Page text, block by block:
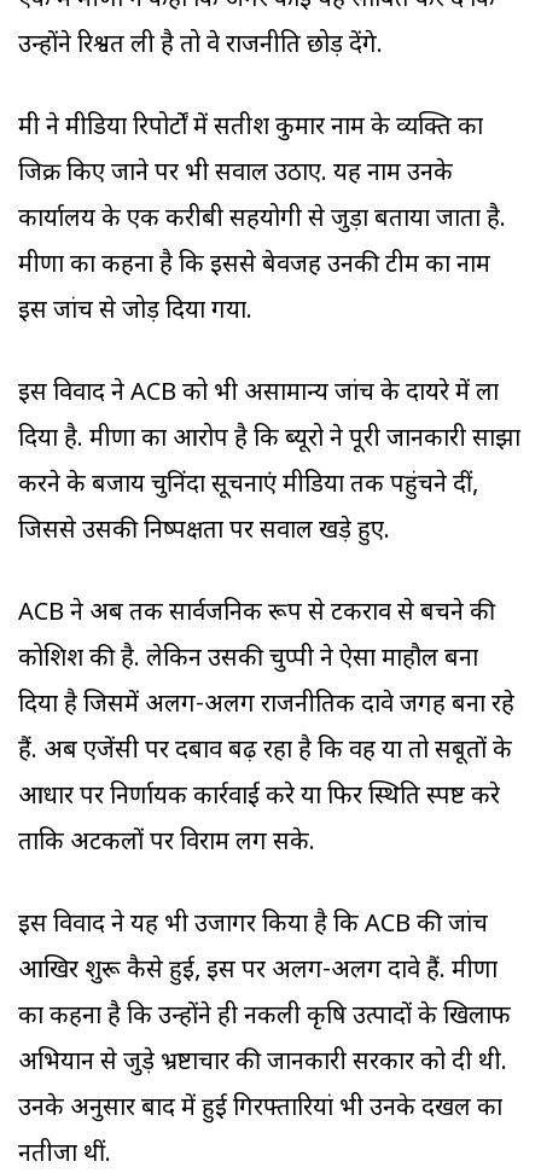
उन्होंने रिश्वत ली है तो वे राजनीति छोड़ देंगे.
मंत्री ने मीडिया रिपोर्टों में सतीश कुमार नाम के व्यक्ति का
जिक्र किए जाने पर भी सवाल उठाए. यह नाम उनके
कार्यालय के एक करीबी सहयोगी से जुड़ा बताया जाता है.
मीणा का कहना है कि इससे बेवजह उनकी टीम का नाम
इस जांच से जोड़ दिया गया.
इस विवाद ने ACB को भी असामान्य जांच के दायरे में ला
दिया है. मीणा का आरोप है कि ब्यूरो ने पूरी जानकारी साझा
करने के बजाय चुनिंदा सूचनाएं मीडिया तक पहुंचने दीं,
जिससे उसकी निष्पक्षता पर सवाल खड़े हुए.
ACB ने अब तक सार्वजनिक रूप से टकराव से बचने की
कोशिश की है. लेकिन उसकी चुप्पी ने ऐसा माहौल बना
दिया है जिसमें अलग-अलग राजनीतिक दावे जगह बना रहे
हैं. अब एजेंसी पर दबाव बढ़ रहा है कि वह या तो सबूतों के
आधार पर निर्णायक कार्रवाई करे या फिर स्थिति स्पष्ट करे
ताकि अटकलों पर विराम लग सके.
इस विवाद ने यह भी उजागर किया है कि ACB की जांच
आखिर शुरू कैसे हुई, इस पर अलग-अलग दावे हैं. मीणा
का कहना है कि उन्होंने ही नकली कृषि उत्पादों के खिलाफ
अभियान से जुड़े भ्रष्टाचार की जानकारी सरकार को दी थी.
उनके अनुसार बाद में हुई गिरफ्तारियां भी उनके दखल का
नतीजा थीं.